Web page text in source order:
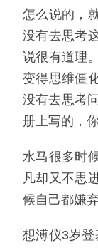
怎么说的，
没有去思考
说很有道理
变得思维僵
没有去思考
册上写的，
水马很多时
凡却又不思
候自己都嫌
想溥仪3岁